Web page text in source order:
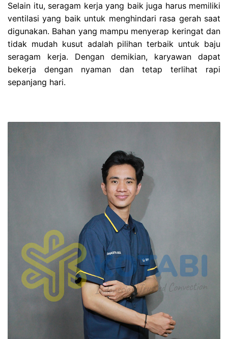
Selain itu, seragam kerja yang baik juga harus memiliki
ventilasi yang baik untuk menghindari rasa gerah saat
digunakan. Bahan yang mampu menyerap keringat dan
tidak mudah kusut adalah pilihan terbaik untuk baju
seragam kerja. Dengan demikian, karyawan dapat
bekerja dengan nyaman dan tetap terlihat rapi
sepanjang hari.